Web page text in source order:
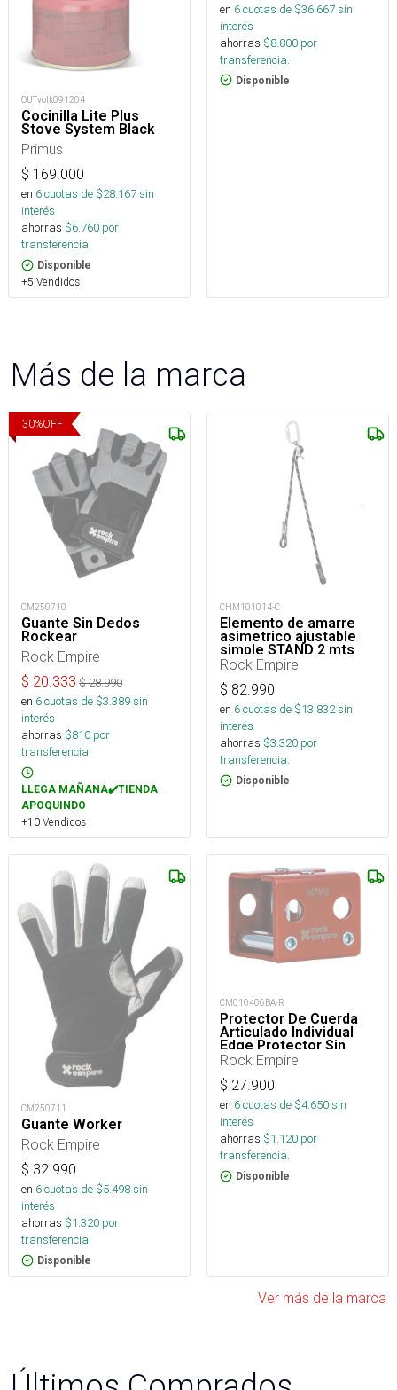
OUTvolk091204
Cocinilla Lite Plus
Stove System Black
Primus
$ 169.000
en 6cuotas de $28.167sin
interés
ahorras $6.760 por
transferencia.
Disponible
+5 Vendidos
en 6cuotas de $36.667sin
interés
ahorras $8.800 por
transferencia.
Disponible
Más de la marca
30%OFF
CM250710
Guante Sin Dedos
Rockear
Rock Empire
$ 20.333 $28.990
en 6cuotas de $3.389sin
interés
ahorras $810 por
transferencia.
LLEGA MAÑANA✔️TIENDA
APOQUINDO
+10 Vendidos
CHM101014-C
Elemento de amarre
asimetrico ajustable
simple STAND 2 mts
Rock Empire
$ 82.990
en 6cuotas de $13.832sin
interés
ahorras $3.320 por
transferencia.
Disponible
CM250711
Guante Worker
Rock Empire
$ 32.990
en 6cuotas de $5.498sin
interés
ahorras $1.320 por
transferencia.
Disponible
CM010406BA-R
Protector De Cuerda
Articulado Individual
Edge Protector Sin
Maillon
Rock Empire
$ 27.900
en 6cuotas de $4.650sin
interés
ahorras $1.120 por
transferencia.
Disponible
Ver más de la marca